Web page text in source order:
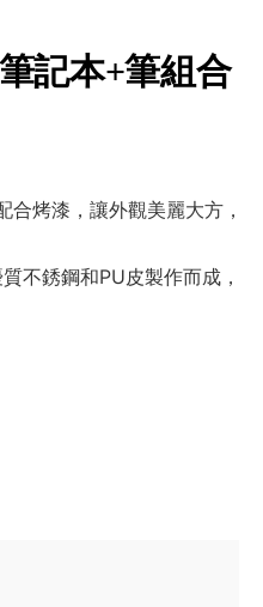
記本+筆組合
合烤漆，讓外觀美麗大方，
不銹鋼和PU皮製作而成，